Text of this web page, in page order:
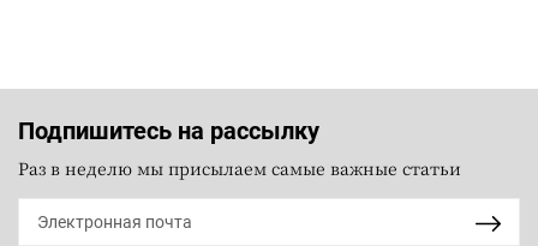
Подпишитесь на рассылку
Раз в неделю мы присылаем самые важные статьи